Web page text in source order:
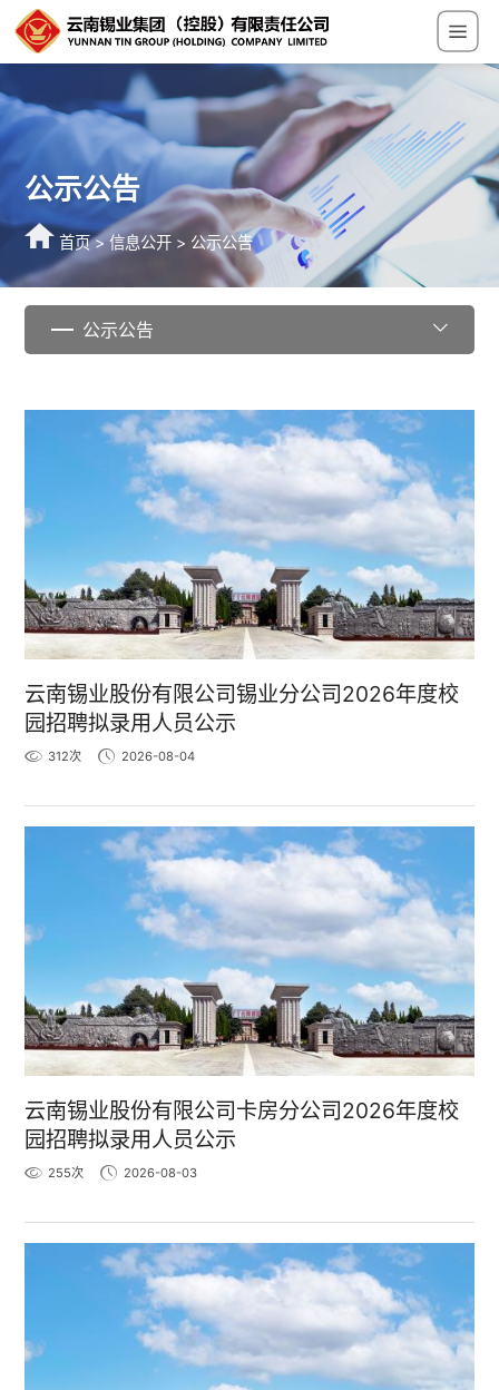
公示公告
首页>信息公开 > 公示公告
公示公告
云南锡业股份有限公司锡业分公司2026年度校
园招聘拟录用人员公示
312次 2026-08-04
云南锡业股份有限公司卡房分公司2026年度校
园招聘拟录用人员公示
255次 2026-08-03